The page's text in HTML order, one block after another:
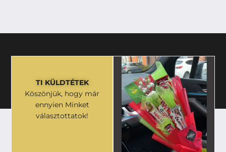
TI KÜLDTÉTEK
Köszönjük, hogy már
ennyien Minket
választottatok!